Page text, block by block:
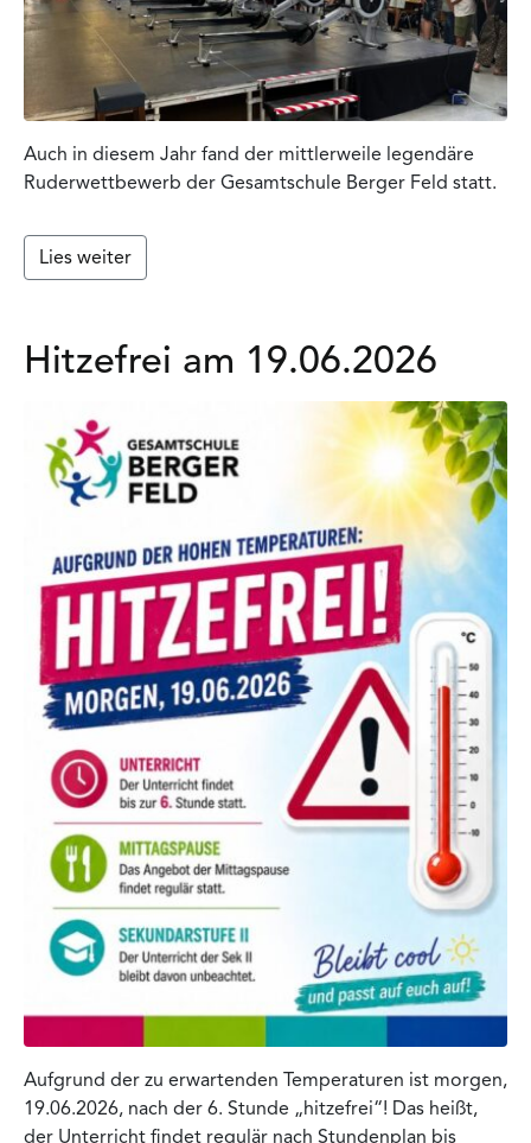
Auch in diesem Jahr fand der mittlerweile legendäre
Ruderwettbewerb der Gesamtschule Berger Feld statt.
Lies weiter
Hitzefrei am 19.06.2026
Aufgrund der zu erwartenden Temperaturen ist morgen,
19.06.2026, nach der 6. Stunde „hitzefrei“! Das heißt,
der Unterricht findet regulär nach Stundenplan bis